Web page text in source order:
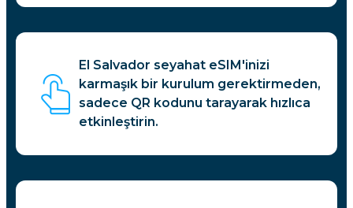
El Salvador seyahat eSIM'inizi
karmaşık bir kurulum gerektirmeden,
sadece QR kodunu tarayarak hızlıca
etkinleştirin.